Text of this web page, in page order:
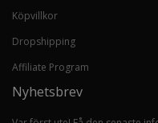
Köpvillkor
Dropshipping
Affiliate Program
Nyhetsbrev